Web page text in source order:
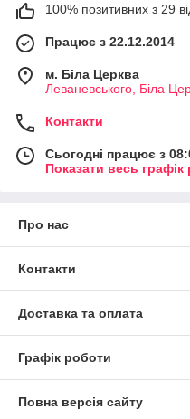
100% позитивних з 29
Працює з 22.12.2014
м. Біла Церква
Леваневського, Біла
Контакти
Сьогодні працює з
Показати весь графік
Про нас
Контакти
Доставка та оплата
Графік роботи
Повна версія сайту